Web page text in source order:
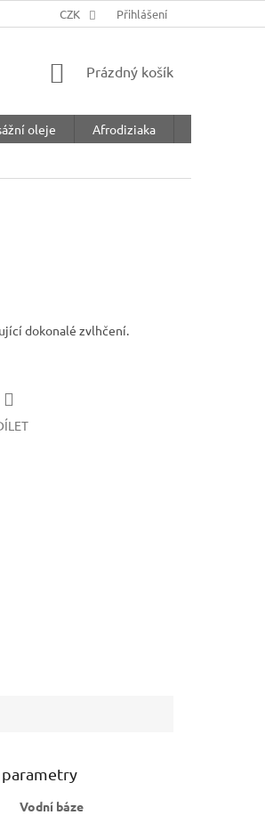
CZK Přihlášení
NÁKUPNÍ
Prázdný košík
oleje Afrodiziaka
dokonalé zvlhčení.
Vodní báze